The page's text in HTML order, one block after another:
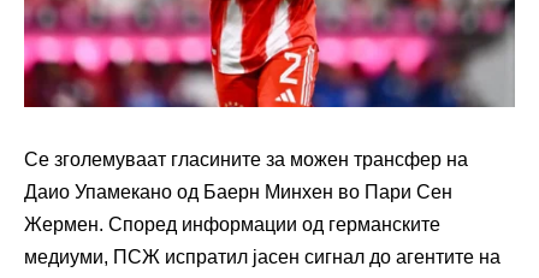
Се зголемуваат гласините за можен трансфер на
Даио Упамекано од Баерн Минхен во Пари Сен
Жермен. Според информации од германските
медиуми, ПСЖ испратил јасен сигнал до агентите на